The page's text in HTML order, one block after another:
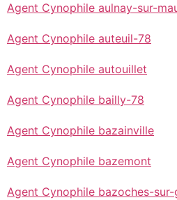
Agent Cynophile aulnay-sur-
Agent Cynophile auteuil-78
Agent Cynophile autouillet
Agent Cynophile bailly-78
Agent Cynophile bazainville
Agent Cynophile bazemont
Agent Cynophile bazoches-sur-